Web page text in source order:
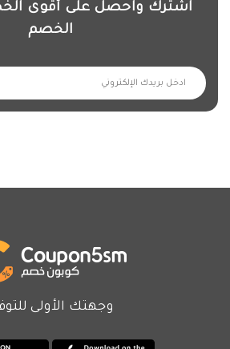
اشترك واحصل على أقوى
الخصم
وجهتك الأولى